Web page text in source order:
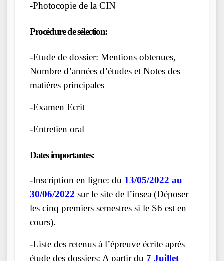
-Photocopie de la CIN
Procédure de sélection:
-Etude de dossier: Mentions obtenues,
Nombre d’années d’études et Notes des
matières principales
-Examen Ecrit
-Entretien oral
Dates importantes:
-Inscription en ligne: du 13/05/2022 au
30/06/2022 sur le site de l’insea (Déposer
les cinq premiers semestres si le S6 est en
cours).
-Liste des retenus à l’épreuve écrite après
étude des dossiers: A partir du 7 Juillet